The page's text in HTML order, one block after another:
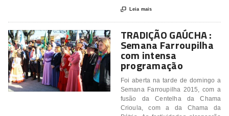
 Leia mais
TRADIÇÃO GAÚCHA :
Semana Farroupilha
com intensa
programação
Foi aberta na tarde de domingo a
Semana Farroupilha 2015, com a
fusão da Centelha da Chama
Crioula, com a da Chama da